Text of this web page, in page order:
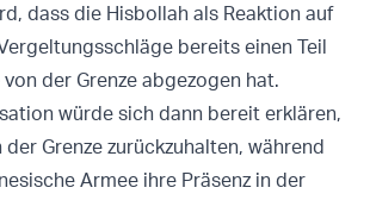
dass die Hisbollah als Reaktion auf
bereits einen Teil
der Grenze abgezogen hat.
würde sich dann bereit erklären,
Grenze zurückzuhalten, während
Armee ihre Präsenz in der